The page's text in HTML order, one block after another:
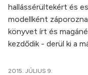
hallássérültekért és
modellként
könyvet írt és
kezdődik - derül ki a
2015. JÚLIUS 9.